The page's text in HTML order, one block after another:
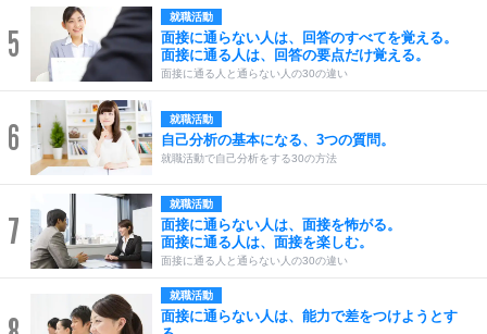
5
就職活動
面接に通らない人は、回答のすべてを覚える。
面接に通る人は、回答の要点だけ覚える。
面接に通る人と通らない人の30の違い
6 就職活動
自己分析の基本になる、3つの質問。
就職活動で自己分析をする30の方法
7
就職活動
面接に通らない人は、面接を怖がる。
面接に通る人は、面接を楽しむ。
面接に通る人と通らない人の30の違い
就職活動
面接に通らない人は、能力で差をつけようとす